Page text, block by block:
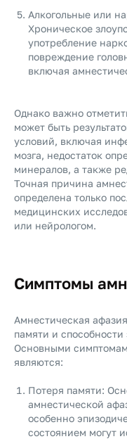
Алкогольные или
Хроническое
употребление
повреждение
включая
Однако важно
может быть
условий, включая
мозга, недостаток
минералов, а также
Точная причина
определена только
медицинских
или нейрологом.
Симптомы
Амнестическая
памяти и
Основными
являются:
Потеря памяти:
амнестической
особенно
состоянием могут